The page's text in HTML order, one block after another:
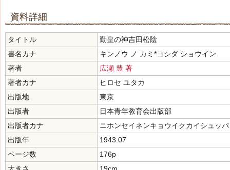
資料詳細
タイトル
勤皇の神吉田松陰
書名カナ
キンノウ ノ カミ*ヨシダ ショウイン
著者
広瀬 豊 著
著者カナ
ヒロセ ユタカ
出版地
東京
出版者
日本青年教育会出版部
出版者カナ
ニホンセイネンキョウイクカイシュッ
出版年
1943.07
ページ数
176p